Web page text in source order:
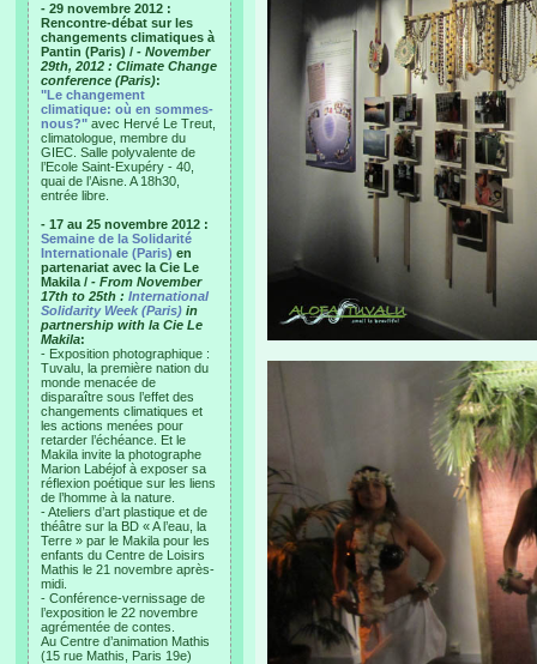
- 29 novembre 2012 :
Rencontre-débat sur les
changements climatiques à
Pantin (Paris) / - November
29th, 2012 : Climate Change
conference (Paris):
"Le changement
climatique: où en sommes-
nous?" avec Hervé Le Treut,
climatologue, membre du
GIEC. Salle polyvalente de
l’Ecole Saint-Exupéry - 40,
quai de l’Aisne. A 18h30,
entrée libre.
- 17 au 25 novembre 2012 :
Semaine de la Solidarité
Internationale (Paris) en
partenariat avec la Cie Le
Makila / - From November
17th to 25th : International
Solidarity Week (Paris) in
partnership with la Cie Le
Makila:
- Exposition photographique :
Tuvalu, la première nation du
monde menacée de
disparaître sous l’effet des
changements climatiques et
les actions menées pour
retarder l’échéance. Et le
Makila invite la photographe
Marion Labéjof à exposer sa
réflexion poétique sur les liens
de l’homme à la nature.
- Ateliers d’art plastique et de
théâtre sur la BD « A l’eau, la
Terre » par le Makila pour les
enfants du Centre de Loisirs
Mathis le 21 novembre après-
midi.
- Conférence-vernissage de
l’exposition le 22 novembre
agrémentée de contes.
Au Centre d’animation Mathis
(15 rue Mathis, Paris 19e)